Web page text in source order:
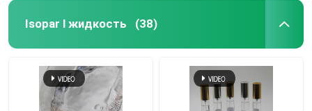
Isopar l жидкость (38)